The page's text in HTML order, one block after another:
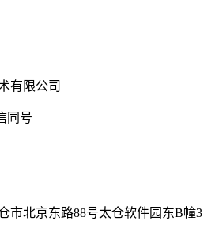
有限公司
同号
市北京东路88号太仓软件园东B幢3